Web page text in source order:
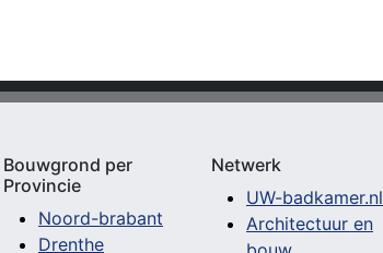
Bouwgrond per
Provincie
Noord-brabant
Drenthe
Netwerk
UW-badkamer.nl
Architectuur en